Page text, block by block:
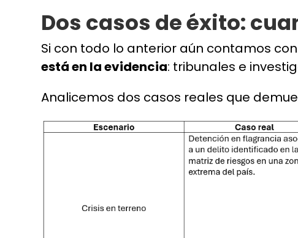
Dos casos de éxito:
Si con todo lo anterior aún contamos
está en la evidencia: tribunales e
Analicemos dos casos reales que